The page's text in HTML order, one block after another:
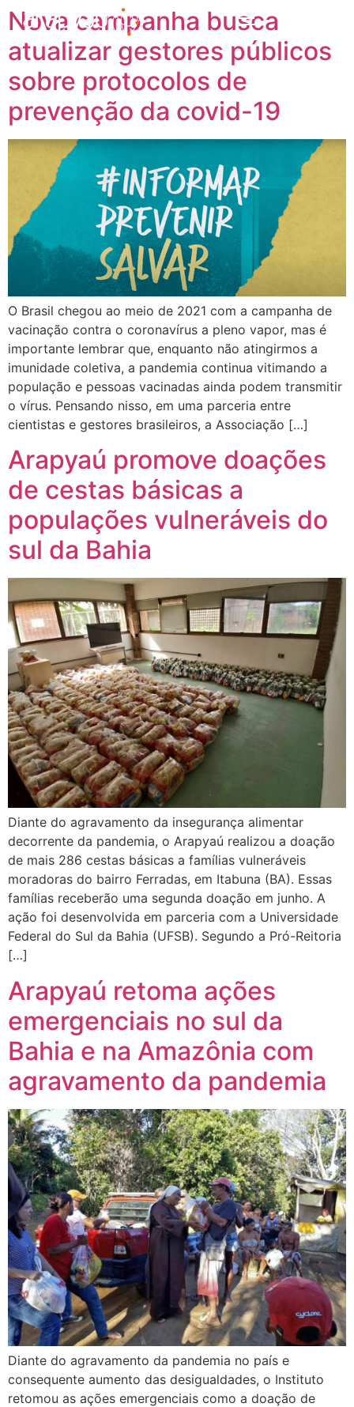
Nova campanha busca
atualizar gestores públicos
sobre protocolos de
prevenção da covid-19
O Brasil chegou ao meio de 2021 com a campanha de
vacinação contra o coronavírus a pleno vapor, mas é
importante lembrar que, enquanto não atingirmos a
imunidade coletiva, a pandemia continua vitimando a
população e pessoas vacinadas ainda podem transmitir
o vírus. Pensando nisso, em uma parceria entre
cientistas e gestores brasileiros, a Associação […]
Arapyaú promove doações
de cestas básicas a
populações vulneráveis do
sul da Bahia
Diante do agravamento da insegurança alimentar
decorrente da pandemia, o Arapyaú realizou a doação
de mais 286 cestas básicas a famílias vulneráveis
moradoras do bairro Ferradas, em Itabuna (BA). Essas
famílias receberão uma segunda doação em junho. A
ação foi desenvolvida em parceria com a Universidade
Federal do Sul da Bahia (UFSB). Segundo a Pró-Reitoria
[…]
Arapyaú retoma ações
emergenciais no sul da
Bahia e na Amazônia com
agravamento da pandemia
Diante do agravamento da pandemia no país e
consequente aumento das desigualdades, o Instituto
retomou as ações emergenciais como a doação de